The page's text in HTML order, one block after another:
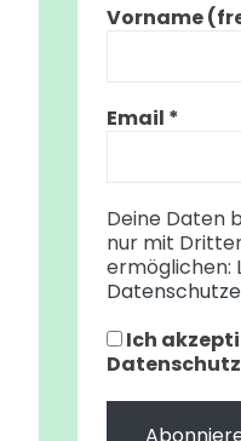
Vorname
Email *
Deine Daten
nur mit
ermöglichen:
Ich